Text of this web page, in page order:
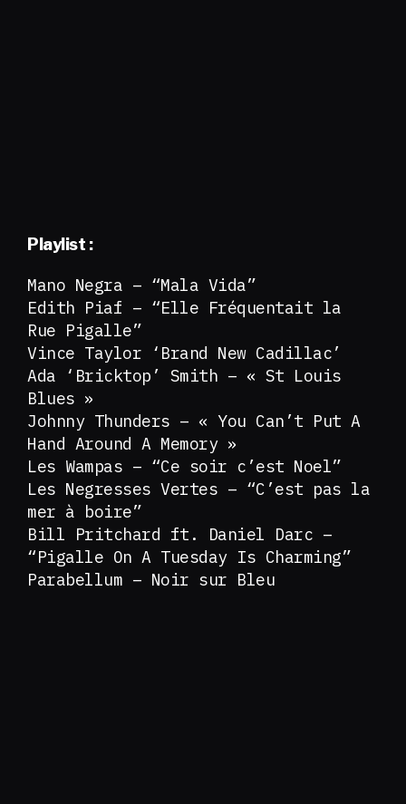
Playlist :
Mano Negra – “Mala Vida”
Edith Piaf – “Elle Fréquentait la
Rue Pigalle”
Vince Taylor ‘Brand New Cadillac’
Ada ‘Bricktop’ Smith – « St Louis
Blues »
Johnny Thunders – « You Can’t Put A
Hand Around A Memory »
Les Wampas – “Ce soir c’est Noel”
Les Negresses Vertes – “C’est pas la
mer à boire”
Bill Pritchard ft. Daniel Darc –
“Pigalle On A Tuesday Is Charming”
Parabellum – Noir sur Bleu